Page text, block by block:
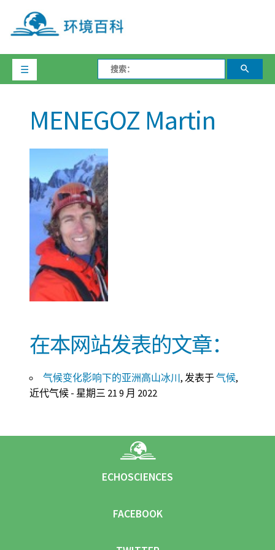
☰
MENEGOZ Martin
在本网站发表的文章：
气候变化影响下的亚洲高山冰川, 发表于气候,
近代气候 - 星期三 21 9 月 2022
ECHOSCIENCES
FACEBOOK